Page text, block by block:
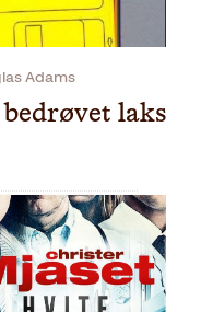
snur Ida mot
og en helt
seg.
× 21.7 cm
set fra ryggen
Winger
Adams
laks